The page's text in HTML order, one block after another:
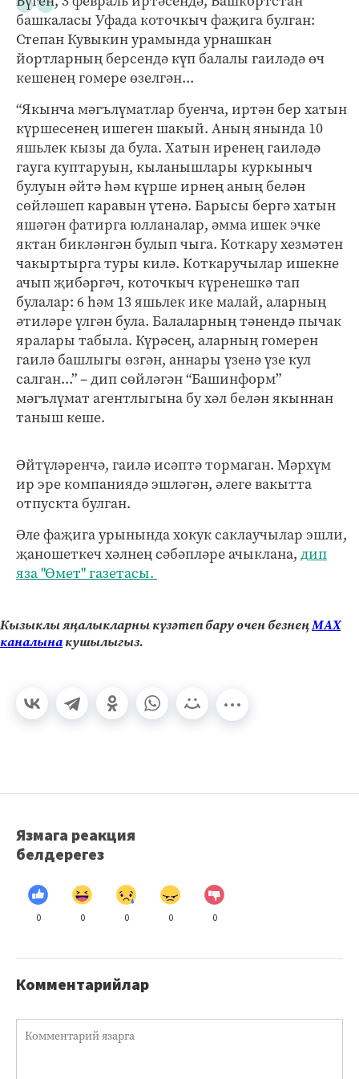
башкаласы Уфада коточкыч фаҗига булган:
Степан Кувыкин урамында урнашкан
йортларның берсендә күп балалы гаиләдә өч
кешенең гомере өзелгән...
“Якынча мәгълүматлар буенча, иртән бер хатын
күршесенең ишеген шакый. Аның янында 10
яшьлек кызы да була. Хатын иренең гаиләдә
гауга куптаруын, кыланышлары куркыныч
булуын әйтә һәм күрше ирнең аның белән
сөйләшеп каравын үтенә. Барысы бергә хатын
яшәгән фатирга юлланалар, әмма ишек эчке
яктан бикләнгән булып чыга. Коткару хезмәтен
чакыртырга туры килә. Коткаручылар ишекне
ачып җибәргәч, коточкыч күренешкә тап
булалар: 6 һәм 13 яшьлек ике малай, аларның
әтиләре үлгән була. Балаларның тәнендә пычак
яралары табыла. Күрәсең, аларның гомерен
гаилә башлыгы өзгән, аннары үзенә үзе кул
салган...” – дип сөйләгән “Башинформ”
мәгълүмат агентлыгына бу хәл белән якыннан
таныш кеше.
Әйтүләренчә, гаилә исәптә тормаган. Мәрхүм
ир эре компаниядә эшләгән, әлеге вакытта
отпускта булган.
Әле фаҗига урынында хокук саклаучылар эшли,
җаношеткеч хәлнең сәбәпләре ачыклана, дип
яза "Өмет" газетасы.
Кызыклы яңалыкларны күзәтеп бару өчен безнеңМАХ
каналынакушылыгыз.
Язмага реакция
белдерегез
0 0 0 0 0
Комментарийлар